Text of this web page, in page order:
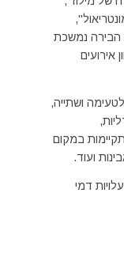
הבירה נמשכת
אירועים
ושתייה,
במקום
ועוד.
דמי